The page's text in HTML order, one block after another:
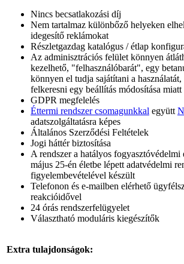
Nincs becsatlakozási díj
Nem tartalmaz különbőző helyeken
idegesítő reklámokat
Részletgazdag katalógus / étlap
Az adminisztrációs felület könnyen
kezelhető, "felhasználóbarát", egy
könnyen el tudja sajátítani a
felkeresni egy beállítás módosítása miatt
GDPR megfelelés
Éttermi rendszer csomagunkkal együtt
adatszolgáltatásra képes
Általános Szerződési Feltételek
Jogi háttér biztosítása
A rendszer a hatályos fogyasztóvédelmi
május 25-én életbe lépett adatvédelmi
figyelembevételével készült
Telefonon és e-mailben elérhető
reakcióidővel
24 órás rendszerfelügyelet
Választható moduláris kiegészítők
Extra tulajdonságok: